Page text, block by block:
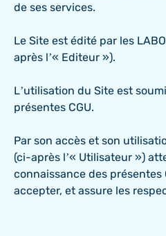
de ses services.
Le Site est édité par les
après l’« Editeur »).
L’utilisation du Site est
présentes CGU.
Par son accès et son
(ci-après l’« Utilisateur »)
connaissance des présentes
accepter, et assure les